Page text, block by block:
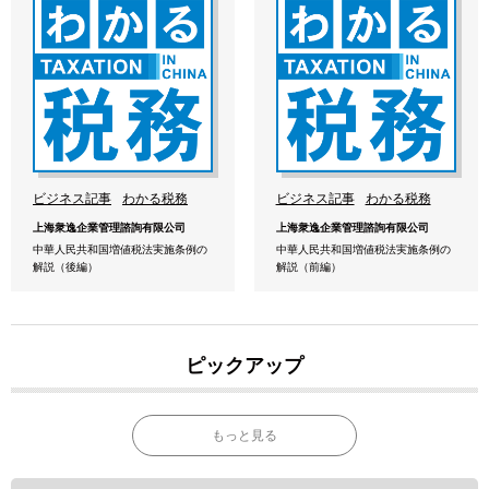
ビジネス記事 わかる税務
上海衆逸企業管理諮詢有限公司
中華人民共和国増値税法実施条例の
解説（後編）
ビジネス記事 わかる税務
上海衆逸企業管理諮詢有限公司
中華人民共和国増値税法実施条例の
解説（前編）
ピックアップ
もっと見る